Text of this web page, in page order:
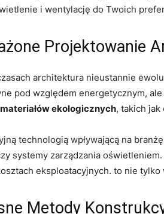
i wentylację do Twoich
Projektowanie
architektura nieustannie
pod ‌względem energetycznym,
materiałów ekologicznych, takich
technologią wpływającą na
systemy zarządzania
eksploatacyjnych. to nie
Metody